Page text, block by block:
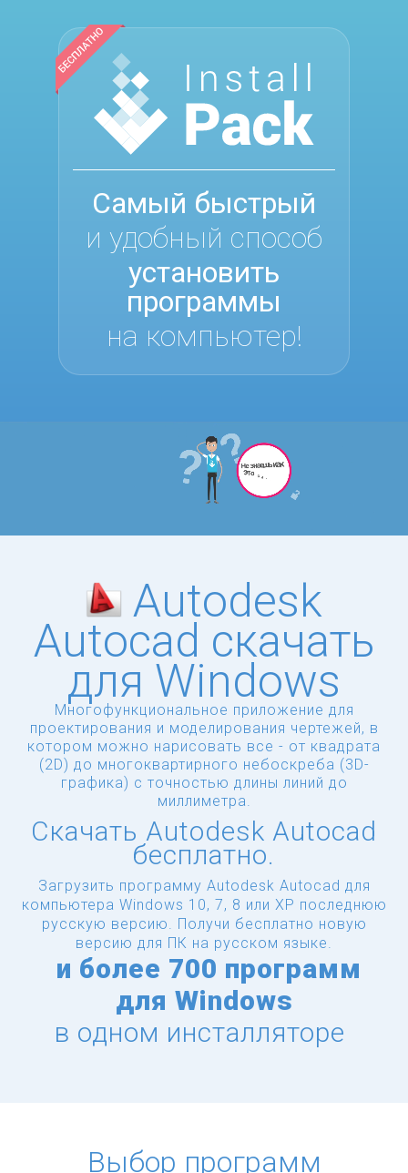
Самый быстрый
и удобный способ
установить
программы
на компьютер!
Autodesk
Autocad скачать
для Windows
Многофункциональное приложение для
проектирования и моделирования чертежей, в
котором можно нарисовать все - от квадрата
(2D) до многоквартирного небоскреба (3D-
графика) с точностью длины линий до
миллиметра.
Скачать Autodesk Autocad
бесплатно.
Загрузить программу Autodesk Autocad для
компьютера Windows 10, 7, 8 или XP последнюю
русскую версию.
Получи бесплатно новую
версию для ПК на русском языке.
и более 700 программ
для Windows
в одном инсталляторе
Выбор программ